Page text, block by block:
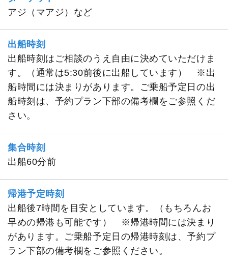
アジ（マアジ）など
出船時刻
出船時刻はご相談のうえ自由に決めていただけま
す。（通常は5:30前後に出船しています） ※出
船時間には決まりがあります。ご乗船予定日の出
船時刻は、予約プラン下部の備考欄をご参照くだ
さい。
集合時刻
出船60分前
帰港予定時刻
出船後7時間を目安としています。（もちろんお
早めの帰港も可能です） ※帰港時間には決まり
があります。ご乗船予定日の帰港時刻は、予約プ
ラン下部の備考欄をご参照ください。